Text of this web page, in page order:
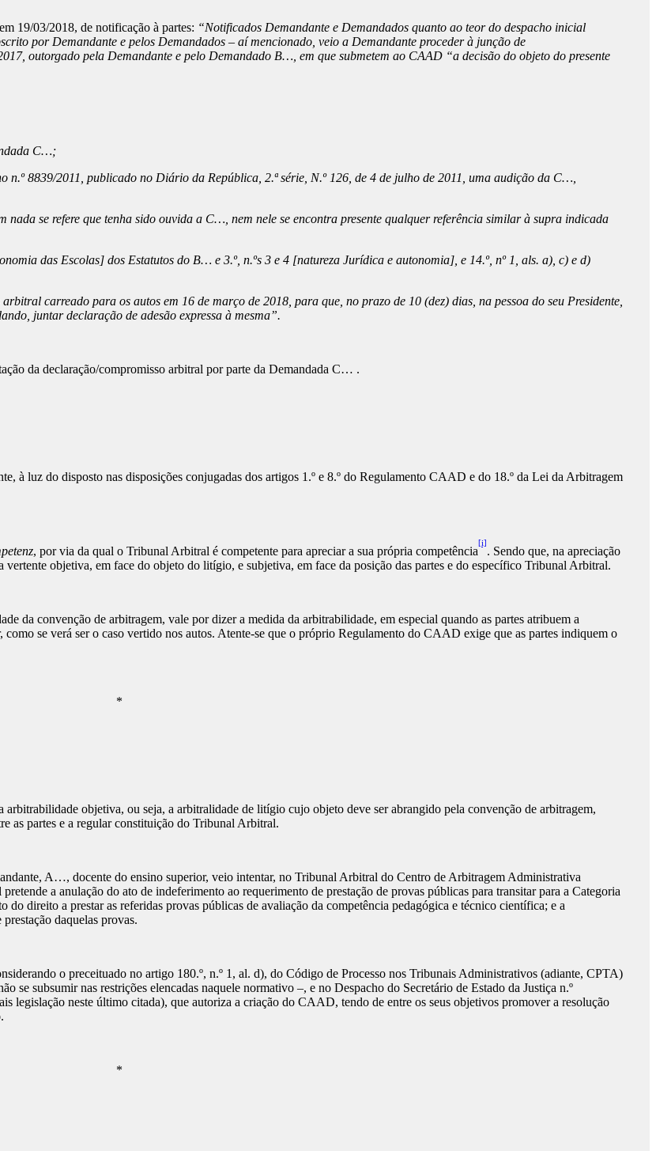
19/03/2018, de notificação à partes: “Notificados Demandante e Demandados quanto ao teor do despacho inicial
por Demandante e pelos Demandados – aí mencionado, veio a Demandante proceder à junção de
outorgado pela Demandante e pelo Demandado B…, em que submetem ao CAAD “a decisão do objeto do presente
C…;
n.º 8839/2011, publicado no Diário da República, 2.ª série, N.º 126, de 4 de julho de 2011, uma audição da C…,
se refere que tenha sido ouvida a C…, nem nele se encontra presente qualquer referência similar à supra indicada
das Escolas] dos Estatutos do B… e 3.º, n.ºs 3 e 4 [natureza Jurídica e autonomia], e 14.º, nº 1, als. a), c) e d)
carreado para os autos em 16 de março de 2018, para que, no prazo de 10 (dez) dias, na pessoa do seu Presidente,
juntar declaração de adesão expressa à mesma”.
da declaração/compromisso arbitral por parte da Demandada C… .
à luz do disposto nas disposições conjugadas dos artigos 1.º e 8.º do Regulamento CAAD e do 18.º da Lei da Arbitragem
, por via da qual o Tribunal Arbitral é competente para apreciar a sua própria competência
[i]
. Sendo que, na apreciação
objetiva, em face do objeto do litígio, e subjetiva, em face da posição das partes e do específico Tribunal Arbitral.
da convenção de arbitragem, vale por dizer a medida da arbitrabilidade, em especial quando as partes atribuem a
se verá ser o caso vertido nos autos. Atente-se que o próprio Regulamento do CAAD exige que as partes indiquem o
*
objetiva, ou seja, a arbitralidade de litígio cujo objeto deve ser abrangido pela convenção de arbitragem,
as partes e a regular constituição do Tribunal Arbitral.
A…, docente do ensino superior, veio intentar, no Tribunal Arbitral do Centro de Arbitragem Administrativa
a anulação do ato de indeferimento ao requerimento de prestação de provas públicas para transitar para a Categoria
direito a prestar as referidas provas públicas de avaliação da competência pedagógica e técnico científica; e a
daquelas provas.
o preceituado no artigo 180.º, n.º 1, al. d), do Código de Processo nos Tribunais Administrativos (adiante, CPTA)
se subsumir nas restrições elencadas naquele normativo –, e no Despacho do Secretário de Estado da Justiça n.º
legislação neste último citada), que autoriza a criação do CAAD, tendo de entre os seus objetivos promover a resolução
*